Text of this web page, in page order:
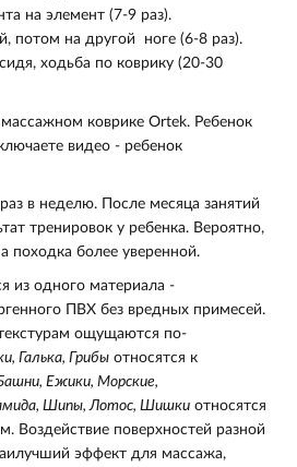
на элемент (7-9 раз).
потом на другой ноге (6-8 раз).
ходьба по коврику (20-30
массажном коврике Ortek. Ребенок
видео - ребенок
в неделю. После месяца занятий
тренировок у ребенка. Вероятно,
походка более уверенной.
из одного материала -
ПВХ без вредных примесей.
ощущаются по-
Галька, Грибы относятся к
Ежики, Морские,
Шипы, Лотос, Шишки относятся
. Воздействие поверхностей разной
эффект для массажа,